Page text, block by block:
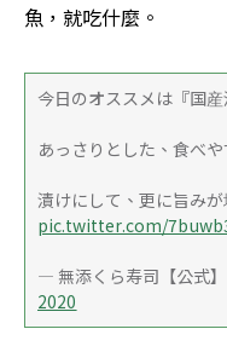
魚，就吃什麼。
今日のオススメは『国産
あっさりとした、食べ
pic.twitter.com/
— 無添くら寿司【公式
2020